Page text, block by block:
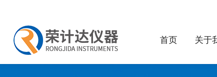
首页 关于